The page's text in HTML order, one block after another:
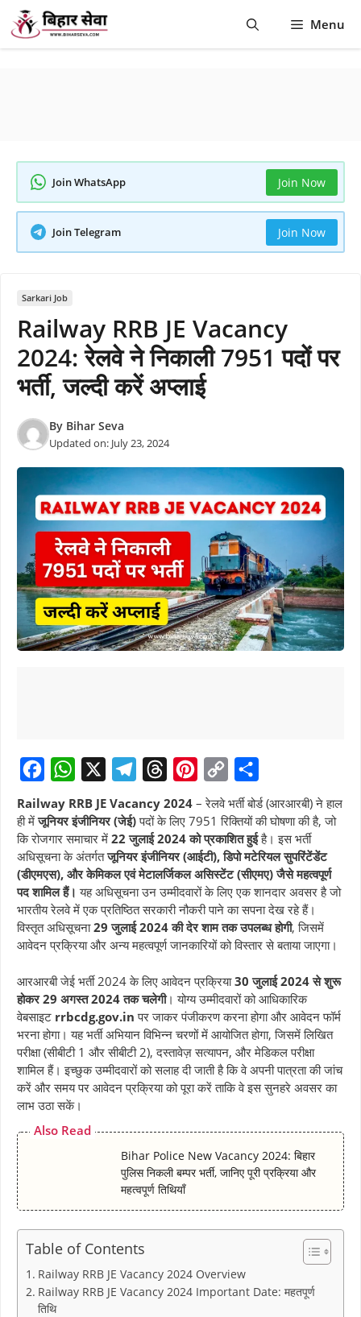
Skip
content
Menu
Join WhatsApp Join Now
Join Telegram Join Now
Sarkari Job
Railway RRB JE Vacancy
2024: रेलवे ने निकाली 7951 पदों पर
भर्ती, जल्दी करें अप्लाई
By Bihar Seva
Updated on: July 23, 2024
a
c
e
b
o
o
h
a
s
A
p
e
l
e
g
r
a
h
r
e
a
d
s
i
n
t
e
r
e
t
C
o
p
y
L
i
n
S
h
a
r
e
Railway RRB JE Vacancy 2024 – रेलवे भर्ती बोर्ड (आरआरबी) ने हाल
ही मेंजूनियर इंजीनियर (जेई)पदों के लिए 7951 रिक्तियों की घोषणा की है, जो
कि रोजगार समाचार में 22 जुलाई 2024 को प्रकाशित हुईहै। इस भर्ती
अधिसूचना के अंतर्गतजूनियर इंजीनियर (आईटी), डिपो मटेरियल सुपरिंटेंडेंट
(डीएमएस), और केमिकल एवं मेटालर्जिकल असिस्टेंट (सीएमए) जैसे महत्वपूर्ण
पद शामिल हैं। यह अधिसूचना उन उम्मीदवारों के लिए एक शानदार अवसर है जो
भारतीय रेलवे में एक प्रतिष्ठित सरकारी नौकरी पाने का सपना देख रहे हैं।
विस्तृत अधिसूचना29 जुलाई 2024 की देर शाम तक उपलब्ध होगी, जिसमें
आवेदन प्रक्रिया और अन्य महत्वपूर्ण जानकारियों को विस्तार से बताया जाएगा।
आरआरबी जेई भर्ती 2024 के लिए आवेदन प्रक्रिया30 जुलाई 2024 से शुरू
होकर 29 अगस्त 2024 तक चलेगी। योग्य उम्मीदवारों को आधिकारिक
वेबसाइट rrbcdg.gov.in पर जाकर पंजीकरण करना होगा और आवेदन फॉर्म
भरना होगा। यह भर्ती अभियान विभिन्न चरणों में आयोजित होगा, जिसमें लिखित
परीक्षा (सीबीटी 1 और सीबीटी 2), दस्तावेज़ सत्यापन, और मेडिकल परीक्षा
शामिल हैं। इच्छुक उम्मीदवारों को सलाह दी जाती है कि वे अपनी पात्रता की जांच
करें और समय पर आवेदन प्रक्रिया को पूरा करें ताकि वे इस सुनहरे अवसर का
लाभ उठा सकें।
Also Read
Bihar Police New Vacancy 2024: बिहार
पुलिस निकली बम्पर भर्ती, जानिए पूरी प्रक्रिया और
महत्वपूर्ण तिथियाँ
Table of Contents
Railway RRB JE Vacancy 2024 Overview
Railway RRB JE Vacancy 2024 Important Date: महतपूर्ण
तिथि